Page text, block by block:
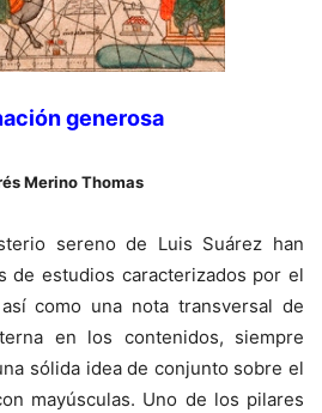
generosa
Merino Thomas
sereno de Luis Suárez han
de estudios caracterizados por el
como una nota transversal de
en los contenidos, siempre
sólida idea de conjunto sobre el
mayúsculas. Uno de los pilares